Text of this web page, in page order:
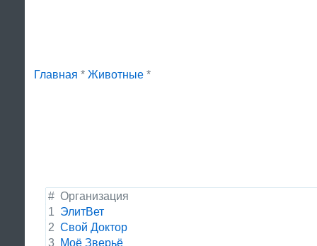
Главная * Животные *
# Организация
1 ЭлитВет
2 Свой Доктор
3
Моё Зверьё